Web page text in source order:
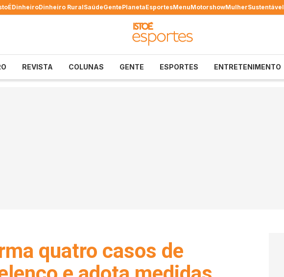
DinheiroDinheiro RuralSaúdeGentePlanetaEsportesMenuMotorshowMulherSustentável
REVISTA COLUNAS GENTE ESPORTES ENTRETENIMENTO
quatro casos de